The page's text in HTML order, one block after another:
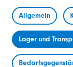
Allgemein
Lager und